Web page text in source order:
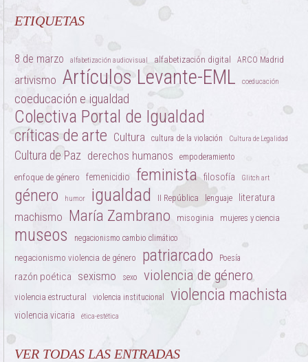
ETIQUETAS
8 de marzo alfabetización audiovisual alfabetización digital ARCO Madrid
artivismo Artículos Levante-EML coeducación
coeducación e igualdad
Colectiva Portal de Igualdad
críticas de arte Cultura cultura de la violación Cultura de Legalidad
Cultura de Paz derechos humanos empoderamiento
enfoque de género femenicidio feminista filosofía Glitch art
género humor igualdad II República lenguaje literatura
machismo María Zambrano misoginia mujeres y ciencia
museos negacionismo cambio climático
negacionismo violencia de género patriarcado Poesía
razón poética sexismo sexo violencia de género
violencia estructural violencia institucional violencia machista
violencia vicaria ética-estética
VER TODAS LAS ENTRADAS